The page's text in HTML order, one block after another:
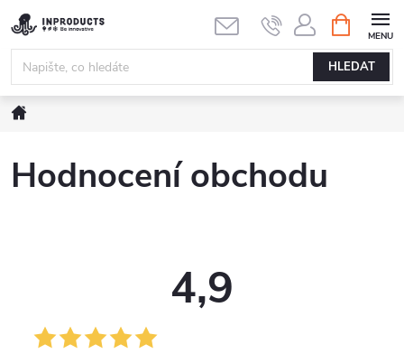
Přejít
na
obsah
HLEDAT
NÁKUPNÍ
KOŠÍK
Hodnocení obchodu
4,9